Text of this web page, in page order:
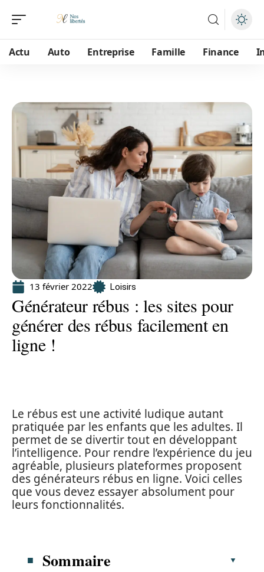
Actu Auto Entreprise Famille Finance
13 février 2022 Loisirs
Générateur rébus : les sites pour
générer des rébus facilement en
ligne !
Le rébus est une activité ludique autant
pratiquée par les enfants que les adultes. Il
permet de se divertir tout en développant
l’intelligence. Pour rendre l’expérience du jeu
agréable, plusieurs plateformes proposent
des générateurs rébus en ligne. Voici celles
que vous devez essayer absolument pour
leurs fonctionnalités.
Sommaire